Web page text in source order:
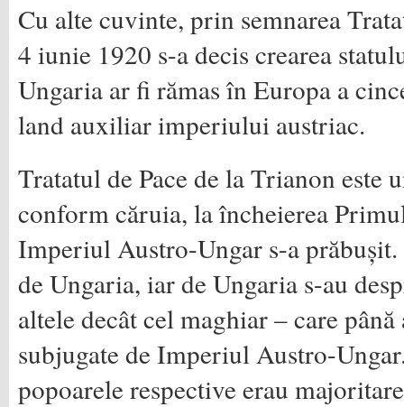
Cu alte cuvinte, prin semnarea
4 iunie 1920 s-a decis crearea
Ungaria ar fi rămas în Europa a
land auxiliar imperiului austriac.
Tratatul de Pace de la Trianon este
conform căruia, la încheierea
Imperiul Austro-Ungar s-a
de Ungaria, iar de Ungaria s-au
altele decât cel maghiar – care
subjugate de Imperiul Austro-
popoarele respective erau